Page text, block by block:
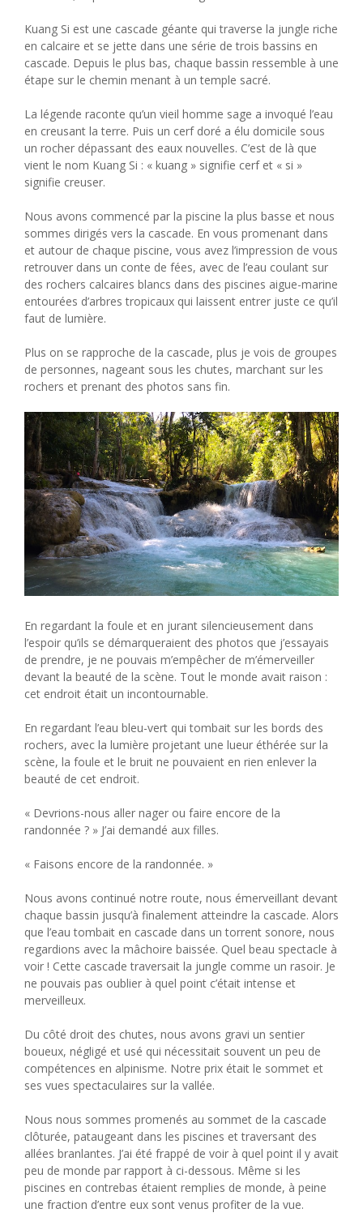
Kuang Si est une cascade géante qui traverse la jungle riche
en calcaire et se jette dans une série de trois bassins en
cascade. Depuis le plus bas, chaque bassin ressemble à une
étape sur le chemin menant à un temple sacré.
La légende raconte qu’un vieil homme sage a invoqué l’eau
en creusant la terre. Puis un cerf doré a élu domicile sous
un rocher dépassant des eaux nouvelles. C’est de là que
vient le nom Kuang Si : « kuang » signifie cerf et « si »
signifie creuser.
Nous avons commencé par la piscine la plus basse et nous
sommes dirigés vers la cascade. En vous promenant dans
et autour de chaque piscine, vous avez l’impression de vous
retrouver dans un conte de fées, avec de l’eau coulant sur
des rochers calcaires blancs dans des piscines aigue-marine
entourées d’arbres tropicaux qui laissent entrer juste ce qu’il
faut de lumière.
Plus on se rapproche de la cascade, plus je vois de groupes
de personnes, nageant sous les chutes, marchant sur les
rochers et prenant des photos sans fin.
En regardant la foule et en jurant silencieusement dans
l’espoir qu’ils se démarqueraient des photos que j’essayais
de prendre, je ne pouvais m’empêcher de m’émerveiller
devant la beauté de la scène. Tout le monde avait raison :
cet endroit était un incontournable.
En regardant l’eau bleu-vert qui tombait sur les bords des
rochers, avec la lumière projetant une lueur éthérée sur la
scène, la foule et le bruit ne pouvaient en rien enlever la
beauté de cet endroit.
« Devrions-nous aller nager ou faire encore de la
randonnée ? » J’ai demandé aux filles.
« Faisons encore de la randonnée. »
Nous avons continué notre route, nous émerveillant devant
chaque bassin jusqu’à finalement atteindre la cascade. Alors
que l’eau tombait en cascade dans un torrent sonore, nous
regardions avec la mâchoire baissée. Quel beau spectacle à
voir ! Cette cascade traversait la jungle comme un rasoir. Je
ne pouvais pas oublier à quel point c’était intense et
merveilleux.
Du côté droit des chutes, nous avons gravi un sentier
boueux, négligé et usé qui nécessitait souvent un peu de
compétences en alpinisme. Notre prix était le sommet et
ses vues spectaculaires sur la vallée.
Nous nous sommes promenés au sommet de la cascade
clôturée, pataugeant dans les piscines et traversant des
allées branlantes. J’ai été frappé de voir à quel point il y avait
peu de monde par rapport à ci-dessous. Même si les
piscines en contrebas étaient remplies de monde, à peine
une fraction d’entre eux sont venus profiter de la vue.